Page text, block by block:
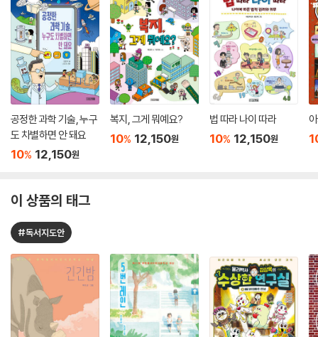
공정한 과학 기술, 누구
도 차별하면 안 돼요
10% 12,150원
복지, 그게 뭐예요?
10% 12,150원
법 따라 나이 따라
10% 12,150원
이 상품의 태그
#독서지도안